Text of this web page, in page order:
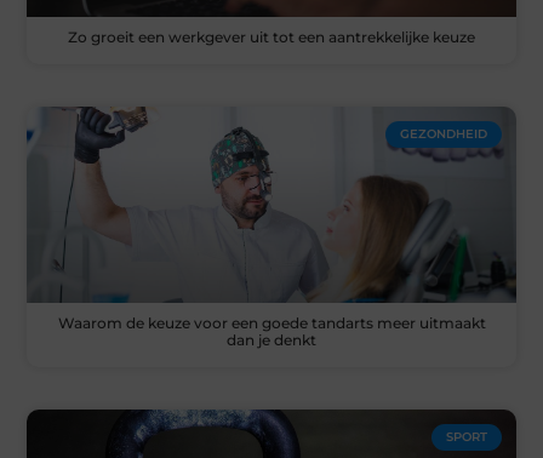
Zo groeit een werkgever uit tot een aantrekkelijke keuze
GEZONDHEID
Waarom de keuze voor een goede tandarts meer uitmaakt
dan je denkt
SPORT